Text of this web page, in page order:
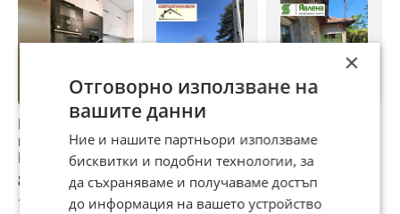
Продава КЪЩА,
гр. София, с.
Панчарево
870 000 €
1 701 572,10 лв
Продава КЪЩА, с.
Аспарухово,
област Варна
58 500 €
114 416,06 лв
Михайлово,
област Стара
15 790 €
30 882,56 лв
×
Отговорно използване на
вашите данни
Ние и нашите партньори използваме
бисквитки и подобни технологии, за
да съхраняваме и получаваме достъп
до информация на вашето устройство